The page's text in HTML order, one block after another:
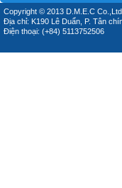
Copyright © 2013 D.M.E.C
Địa chỉ: K190 Lê Duẩn, P. Tân
Điện thoại: (+84) 5113752506